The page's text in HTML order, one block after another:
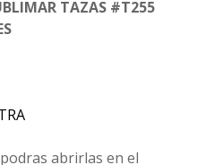
TAZAS #T255
abrirlas en el